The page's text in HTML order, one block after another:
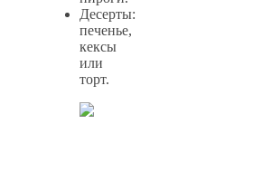
Десерты:
печенье,
кексы
или
торт.